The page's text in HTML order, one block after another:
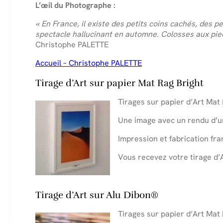
L’œil du Photographe :
« En France, il existe des petits coins cachés, des
spectacle hallucinant en automne. Colosses aux
Christophe PALETTE
Accueil – Christophe PALETTE
Tirage d’Art sur papier Mat Rag Bright
Tirages sur papier d’Art Mat
Une image avec un rendu
Impression et fabrication
Vous recevez votre tirage
Tirage d’Art sur Alu Dibon®
Tirages sur papier d’Art